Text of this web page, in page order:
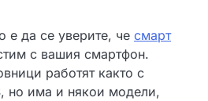
е да се уверите, че смарт
с вашия смартфон.
работят както с
но има и някои модели,